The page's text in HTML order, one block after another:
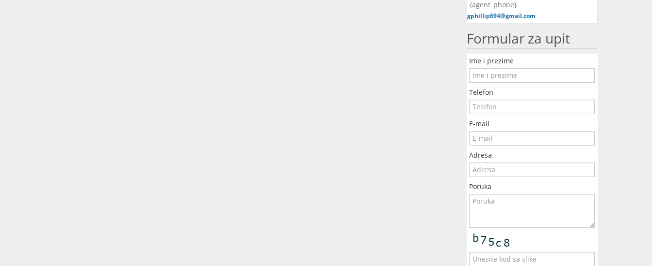
{agent_phone}
gphillip694@gmail.com
Formular za upit
Ime i prezime
Telefon
E-mail
Adresa
Poruka